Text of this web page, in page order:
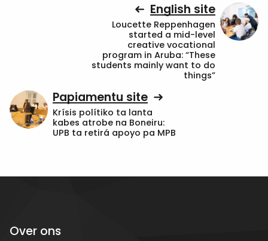
English site
Loucette Reppenhagen
started a mid-level
creative vocational
program in Aruba: “These
students mainly want to do
things”
Papiamentu site
Krísis polítiko ta lanta
kabes atrobe na Boneiru:
UPB ta retirá apoyo pa MPB
Over ons